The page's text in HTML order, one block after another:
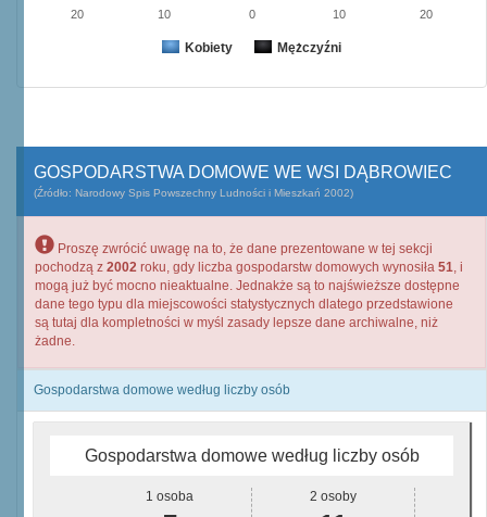
Kobiety Mężczyźni
20 10 0 10 20
GOSPODARSTWA DOMOWE WE WSI DĄBROWIEC
(Źródło: Narodowy Spis Powszechny Ludności i Mieszkań 2002)
Proszę zwrócić uwagę na to, że dane prezentowane w tej sekcji
pochodzą z 2002 roku, gdy liczba gospodarstw domowych wynosiła 51, i
mogą już być mocno nieaktualne. Jednakże są to najświeższe dostępne
dane tego typu dla miejscowości statystycznych dlatego przedstawione
są tutaj dla kompletności w myśl zasady lepsze dane archiwalne, niż
żadne.
Gospodarstwa domowe według liczby osób
Gospodarstwa domowe według liczby osób
1 osoba 2 osoby